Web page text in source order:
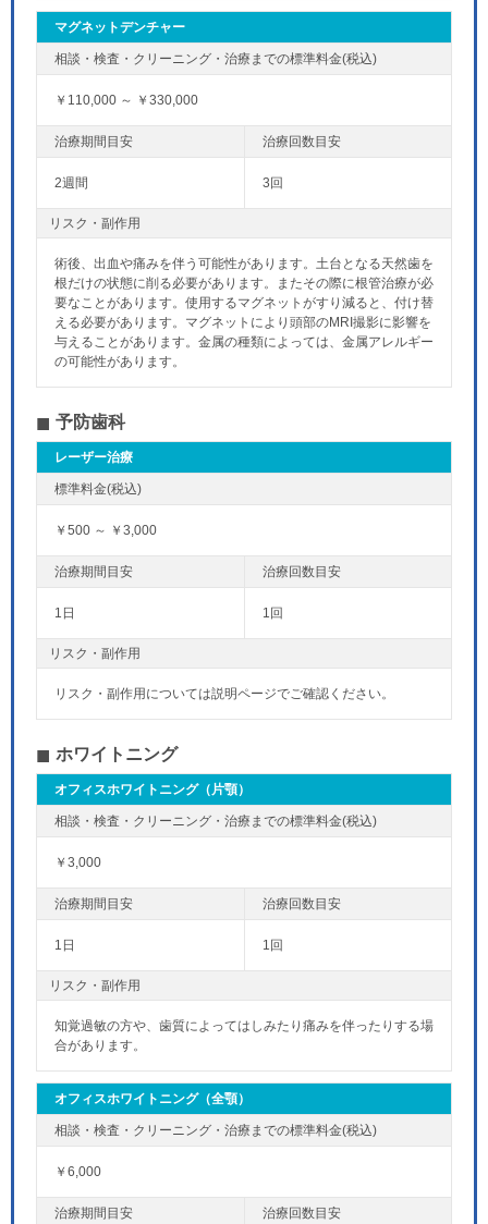
マグネットデンチャー
￥110,000 ～ ￥330,000
2週間 3回
リスク・副作用
術後、出血や痛みを伴う可能性があります。土台となる天然歯を
根だけの状態に削る必要があります。またその際に根管治療が必
要なことがあります。使用するマグネットがすり減ると、付け替
える必要があります。マグネットにより頭部のMRI撮影に影響を
与えることがあります。金属の種類によっては、金属アレルギー
の可能性があります。
予防歯科
レーザー治療
￥500 ～ ￥3,000
1日 1回
リスク・副作用
リスク・副作用については説明ページでご確認ください。
ホワイトニング
オフィスホワイトニング（片顎）
￥3,000
1日 1回
リスク・副作用
知覚過敏の方や、歯質によってはしみたり痛みを伴ったりする場
合があります。
オフィスホワイトニング（全顎）
￥6,000